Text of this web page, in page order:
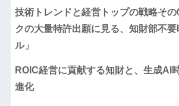
技術トレンドと経営トップの戦略そ
クの大量特許出願に見る、知財部不
ル」
ROIC経営に貢献する知財と、生成AI
進化